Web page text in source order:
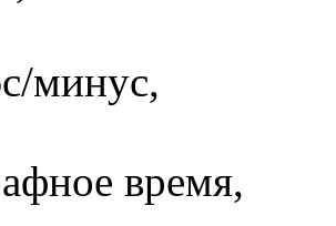
минус,
время,